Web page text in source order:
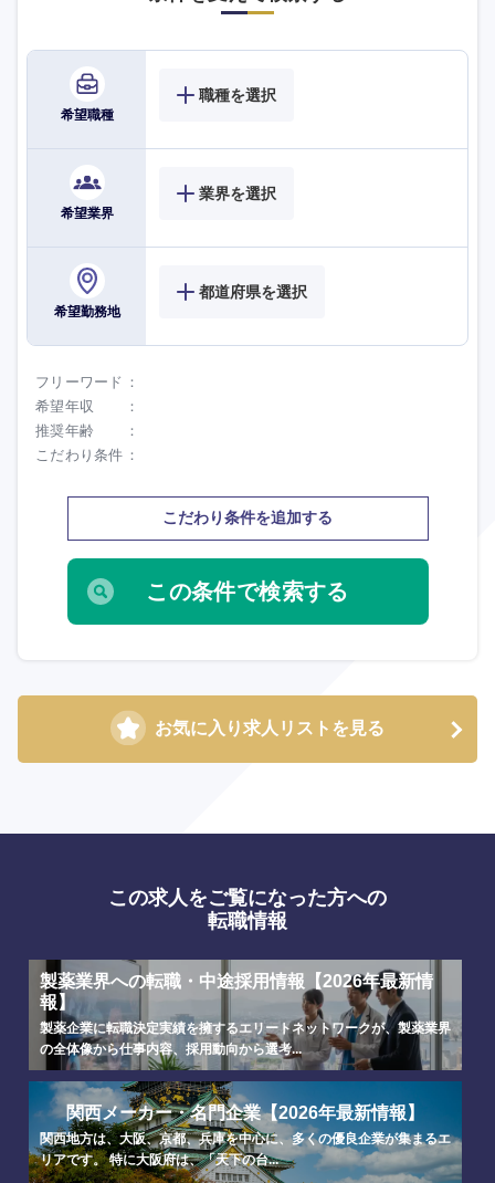
希望職種
職種を選択
希望業界
業界を選択
希望勤務地
都道府県を選択
フリーワード
希望年収
推奨年齢
こだわり条件
こだわり条件を追加する
お気に入り求人リストを見る
鹿児島県
海外
この求人をご覧になった方への
転職情報
製薬業界への転職・中途採用情報【2026年最新情
報】
製薬企業に転職決定実績を擁するエリートネットワークが、製薬業界
の全体像から仕事内容、採用動向から選考...
関西メーカー・名門企業【2026年最新情報】
関西地方は、大阪、京都、兵庫を中心に、多くの優良企業が集まるエ
リアです。 特に大阪府は、「天下の台...